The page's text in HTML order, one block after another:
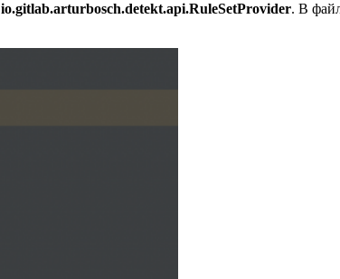
io.gitlab.arturbosch.detekt.api.RuleSetProvider. В